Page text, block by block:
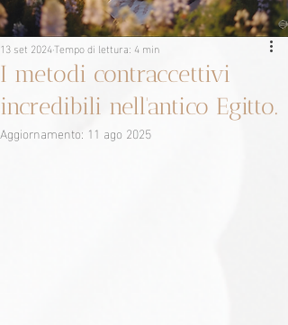
I metodi contraccettivi
incredibili nell'antico Egitto.
13 set 2024Tempo di lettura: 4 min
Aggiornamento: 11 ago 2025